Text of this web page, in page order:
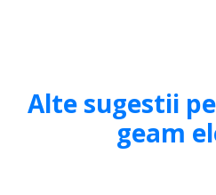
Alte sugestii
geam